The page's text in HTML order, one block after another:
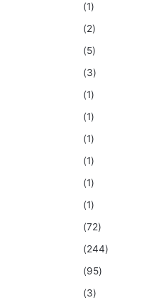
(1)
(2)
(5)
(3)
(1)
(1)
(1)
(1)
(1)
(1)
(72)
(244)
(95)
(3)